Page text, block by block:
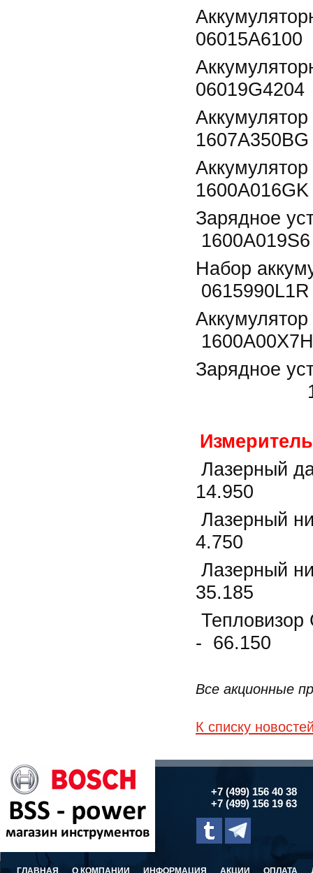
06015A6100
Аккумулятор
Набор
Зарядное
Лазерный
14.950
4.750
Лазерный
35.185
- 66.150
Все акционные
К списку
+7 (499) 156 40 38
+7 (499) 156 19 63
ГЛАВНАЯ О КОМПАНИИ ИНФОРМАЦИЯ АКЦИИ ОПЛАТА